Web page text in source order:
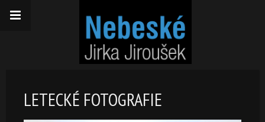
LETECKÉ FOTOGRAFIE